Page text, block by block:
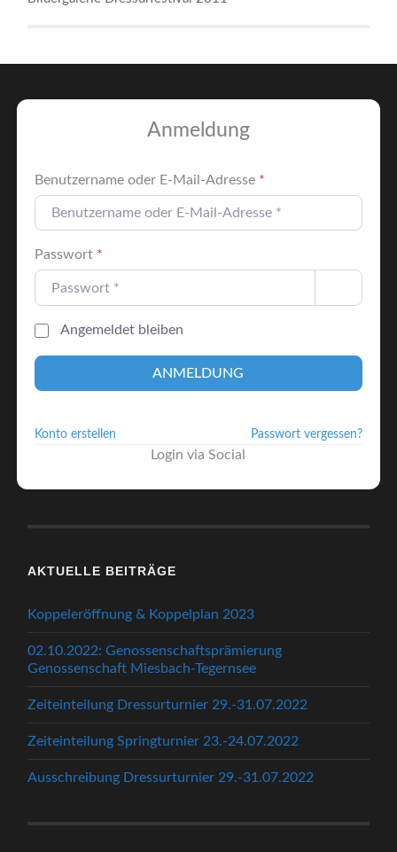
Anmeldung
Benutzername oder E-Mail-Adresse *
Passwort *
Angemeldet bleiben
ANMELDUNG
Konto erstellen Passwort vergessen?
Login via Social
AKTUELLE BEITRÄGE
Koppeleröffnung & Koppelplan 2023
02.10.2022: Genossenschaftsprämierung
Genossenschaft Miesbach-Tegernsee
Zeiteinteilung Dressurturnier 29.-31.07.2022
Zeiteinteilung Springturnier 23.-24.07.2022
Ausschreibung Dressurturnier 29.-31.07.2022